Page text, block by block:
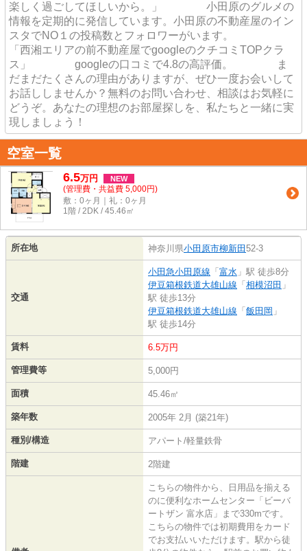
楽しく過ごしてほしいから。」 小田原のグルメの
情報を定期的に発信しています。小田原の不動産屋のイン
スタでNO１の投稿数とフォロワーがいます。
「西湘エリアの前不動産屋でgoogleのクチコミTOPクラ
ス」 googleの口コミで4.8の高評価。 ま
だまだたくさんの理由がありますが、ぜひ一度お会いして
お話ししませんか？無料のお問い合わせ、相談はお気軽に
どうぞ。あなたの理想のお部屋探しを、私たちと一緒に実
現しましょう！
空室一覧
6.5万円 NEW
(管理費・共益費 5,000円)
敷：0ヶ月｜礼：0ヶ月
1階 / 2DK / 45.46㎡
所在地 神奈川県小田原市柳新田 52-3
交通
小田急小田原線 「 富水 」駅 徒歩8分
伊豆箱根鉄道大雄山線 「 相模沼田 」
駅 徒歩13分
伊豆箱根鉄道大雄山線 「 飯田岡 」
駅 徒歩14分
賃料 6.5万円
管理費等 5,000円
面積 45.46㎡
築年数 2005年 2月 (築21年)
種別/構造 アパート/軽量鉄骨
階建 2階建
こちらの物件から、日用品を揃える
のに便利なホームセンター「ビーバ
ートザン 富水店」まで330mです。
こちらの物件では初期費用をカード
でお支払いいただけます。駅から徒